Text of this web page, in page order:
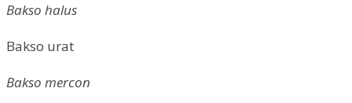
Bakso halus
Bakso urat
Bakso mercon